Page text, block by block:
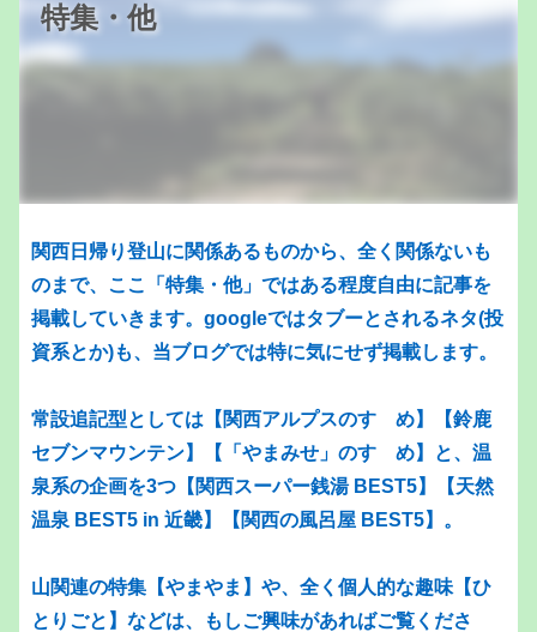
特集・他
関西日帰り登山に関係あるものから、全く関係ないも
のまで、ここ「特集・他」ではある程度自由に記事を
掲載していきます。googleではタブーとされるネタ(投
資系とか)も、当ブログでは特に気にせず掲載します。
常設追記型としては【関西アルプスのすゝめ】【鈴鹿
セブンマウンテン】【「やまみせ」のすゝめ】と、温
泉系の企画を3つ【関西スーパー銭湯 BEST5】【天然
温泉 BEST5 in 近畿】【関西の風呂屋 BEST5】。
山関連の特集【やまやま】や、全く個人的な趣味【ひ
とりごと】などは、もしご興味があればご覧くださ